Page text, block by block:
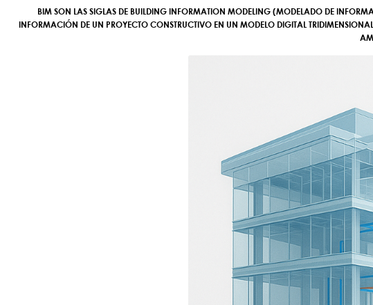
BIM SON LAS SIGLAS DE BUILDING INFORMATION MODELING (MODELADO DE
INFORMACIÓN DE UN PROYECTO CONSTRUCTIVO EN UN MODELO DIGITAL